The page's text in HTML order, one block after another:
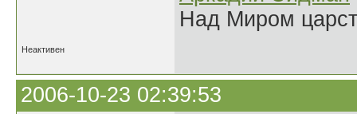
Над Миром
Неактивен
2006-10-23 02:39:53